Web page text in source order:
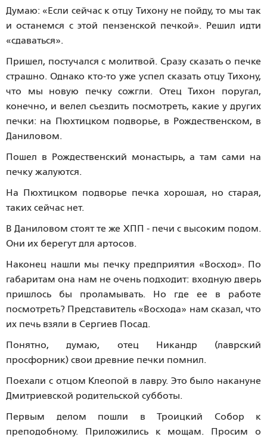
Думаю: «Если сейчас к отцу Тихону не пойду, то мы так
и останемся с этой пензенской печкой». Решил идти
«сдаваться».
Пришел, постучался с молитвой. Сразу сказать о печке
страшно. Однако кто-то уже успел сказать отцу Тихону,
что мы новую печку сожгли. Отец Тихон поругал,
конечно, и велел съездить посмотреть, какие у других
печки: на Пюхтицком подворье, в Рождественском, в
Даниловом.
Пошел в Рождественский монастырь, а там сами на
печку жалуются.
На Пюхтицком подворье печка хорошая, но старая,
таких сейчас нет.
В Даниловом стоят те же ХПП - печи с высоким подом.
Они их берегут для артосов.
Наконец нашли мы печку предприятия «Восход». По
габаритам она нам не очень подходит: входную дверь
пришлось бы проламывать. Но где ее в работе
посмотреть? Представитель «Восхода» нам сказал, что
их печь взяли в Сергиев Посад.
Понятно, думаю, отец Никандр (лаврский
просфорник) свои древние печки помнил.
Поехали с отцом Клеопой в лавру. Это было накануне
Дмитриевской родительской субботы.
Первым делом пошли в Троицкий Собор к
преподобному. Приложились к мощам. Просим о